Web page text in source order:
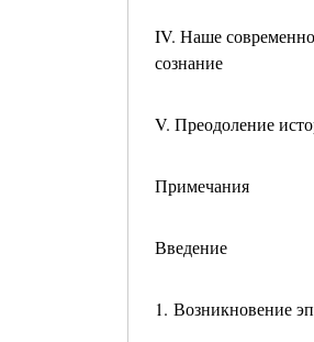
IV. Наше
сознание
V. Преодоление
Примечания
Введение
1. Возникновение